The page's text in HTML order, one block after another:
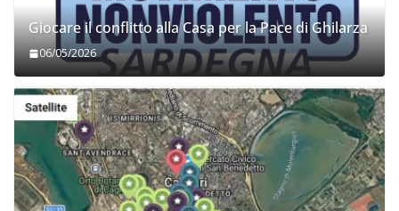
Giocare il conflitto alla Casa per la Pace di Ghilarza
06/05/2026